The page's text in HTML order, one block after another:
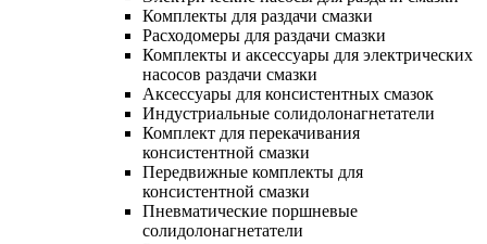
Комплекты для раздачи смазки
Расходомеры для раздачи смазки
Комплекты и аксессуары для электрических
насосов раздачи смазки
Аксессуары для консистентных смазок
Индустриальные солидолонагнетатели
Комплект для перекачивания
консистентной смазки
Передвижные комплекты для
консистентной смазки
Пневматические поршневые
солидолонагнетатели